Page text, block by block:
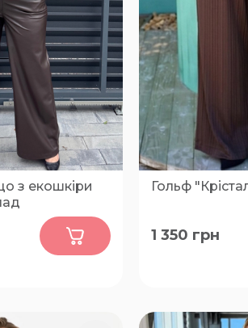
з екошкіри
60, 62-64, 66-68
Гольф
46-48, 50-52,
1 350 грн